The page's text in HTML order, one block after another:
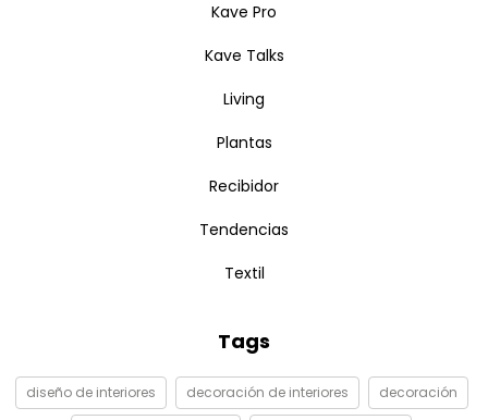
Kave Pro
Kave Talks
Living
Plantas
Recibidor
Tendencias
Textil
Tags
diseño de interiores decoración de interiores decoración